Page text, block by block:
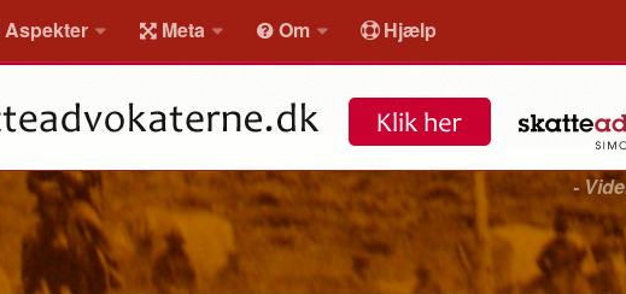
Aspekter Meta Om Hjælp
-